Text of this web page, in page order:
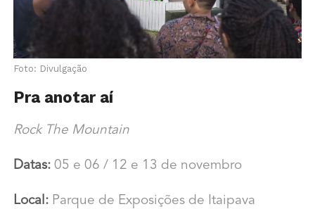
Foto: Divulgação
Pra anotar aí
Rock The Mountain
Datas:05 e 06 / 12 e 13 de novembro
Local: Parque de Exposições de Itaipava